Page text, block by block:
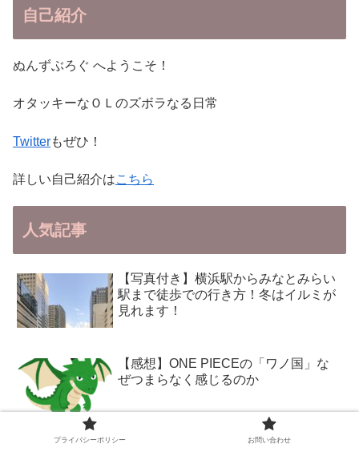
自己紹介
ぬんずぶろぐ へようこそ！
オタッキーなＯＬのズボラなる日常
Twitterもぜひ！
詳しい自己紹介はこちら
人気記事
【写真付き】横浜駅からみなとみらい
駅まで徒歩での行き方！冬はイルミが
見れます！
【感想】ONE PIECEの「ワノ国」な
ぜつまらなく感じるのか
【進撃のアニメ放送記念】ライナー・
プライバシーポリシー お問い合わせ